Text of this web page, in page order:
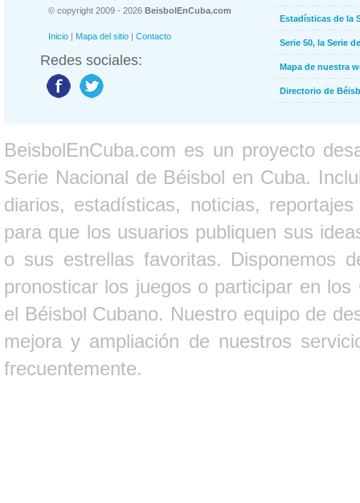
© copyright 2009 - 2026 BeisbolEnCuba.com
Inicio | Mapa del sitio | Contacto
Redes sociales:
Estadísticas de la
Serie 50, la Serie
Mapa de nuestra
Directorio de
BeisbolEnCuba.com es un proyecto
Serie Nacional de Béisbol en Cuba.
diarios, estadísticas, noticias,
para que los usuarios publiquen sus
o sus estrellas favoritas. Disponemos
pronosticar los juegos o participar en
el Béisbol Cubano. Nuestro equipo de
mejora y ampliación de nuestros
frecuentemente.